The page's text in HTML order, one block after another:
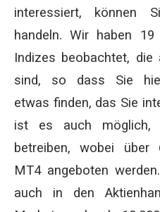
interessiert, können
handeln. Wir haben
Indizes beobachtet,
sind, so dass Sie
etwas finden, das Sie
ist es auch möglich,
betreiben, wobei über
MT4 angeboten
auch in den